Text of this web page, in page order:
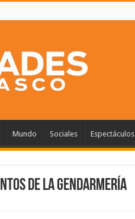
Mundo Sociales Espectáculos
de la Gendarmería